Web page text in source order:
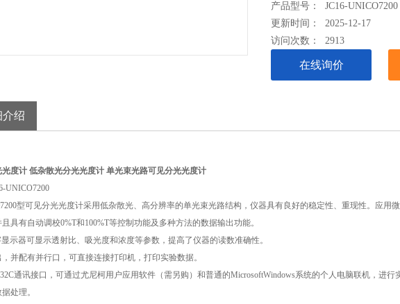
产品型号： JC16-UNICO7200
更新时间： 2025-12-17
访问次数：2913
在线询价
介绍
光度计 低杂散光分光光度计 单光束光路可见分光光度计
UNICO7200
型可见分光光度计采用低杂散光、高分辨率的单光束光路结构，仪器具有良好的稳定性、重现性。应用
具有自动调校0%T和100%T等控制功能及多种方法的数据输出功能。
示器可显示透射比、吸光度和浓度等参数，提高了仪器的读数准确性。
并配有并行口，可直接连接打印机，打印实验数据。
通讯接口，可通过尤尼柯用户应用软件（需另购）和普通的MicrosoftWindows系统的个人电脑联机，进行
处理。